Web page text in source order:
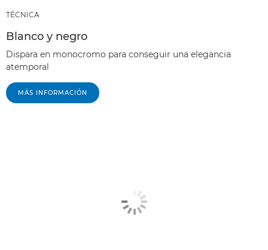
TÉCNICA
Blanco y negro
Dispara en monocromo para conseguir una elegancia
atemporal
MÁS INFORMACIÓN